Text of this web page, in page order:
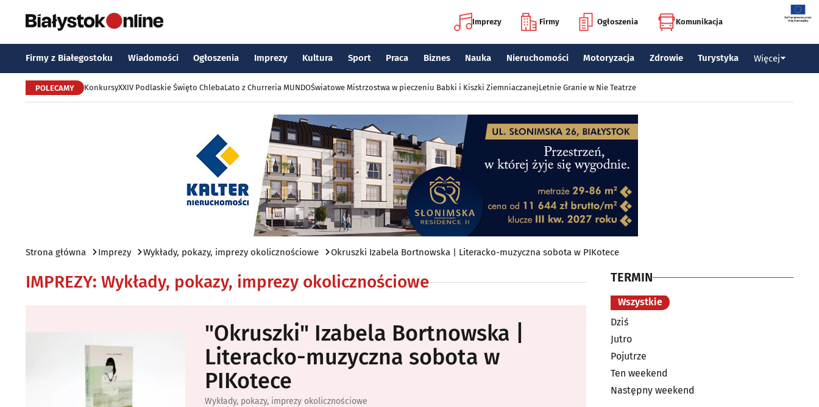
Imprezy Firmy Ogłoszenia Komunikacja
Firmy z Białegostoku Wiadomości Ogłoszenia Imprezy Kultura Sport Praca Biznes Nauka Nieruchomości Motoryzacja Zdrowie Turystyka Więcej
POLECAMY KonkursyXXIV Podlaskie Święto ChlebaLato z Churreria MUNDOŚwiatowe Mistrzostwa w pieczeniu Babki i Kiszki ZiemniaczanejLetnie Granie w Nie Teatrze
Strona główna Imprezy Wykłady, pokazy, imprezy okolicznościowe Okruszki Izabela Bortnowska | Literacko-muzyczna sobota w PIKotece
IMPREZY: Wykłady, pokazy, imprezy okolicznościowe
"Okruszki" Izabela Bortnowska |
Literacko-muzyczna sobota w
PIKotece
Wykłady, pokazy, imprezy okolicznościowe
TERMIN
Wszystkie
Dziś
Jutro
Pojutrze
Ten weekend
Następny weekend